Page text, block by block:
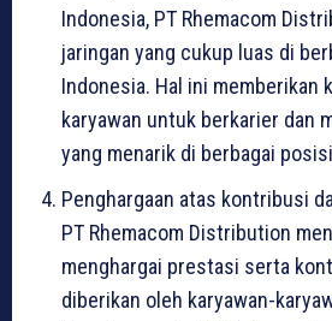
Indonesia, PT Rhemacom
jaringan yang cukup luas di
Indonesia. Hal ini memberikan
karyawan untuk berkarier dan
yang menarik di berbagai
Penghargaan atas kontribusi
PT Rhemacom Distribution
menghargai prestasi serta
diberikan oleh karyawan-